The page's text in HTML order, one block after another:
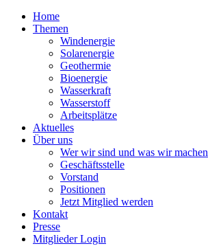
Home
Themen
Windenergie
Solarenergie
Geothermie
Bioenergie
Wasserkraft
Wasserstoff
Arbeitsplätze
Aktuelles
Über uns
Wer wir sind und was wir machen
Geschäftsstelle
Vorstand
Positionen
Jetzt Mitglied werden
Kontakt
Presse
Mitglieder Login